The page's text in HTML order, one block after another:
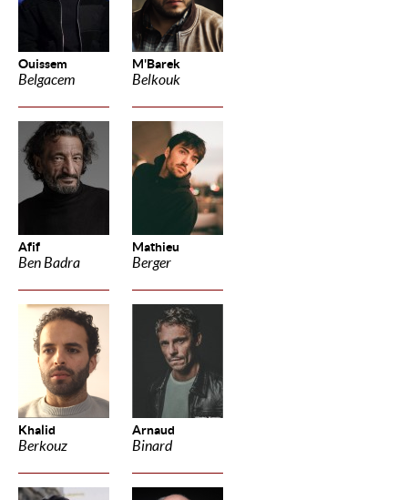
Ouissem
Belgacem
M'Barek
Belkouk
Afif
Ben Badra
Mathieu
Berger
Khalid
Berkouz
Arnaud
Binard